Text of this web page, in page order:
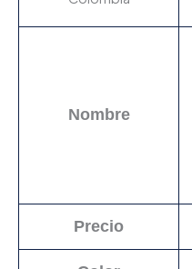
Nombre
Precio